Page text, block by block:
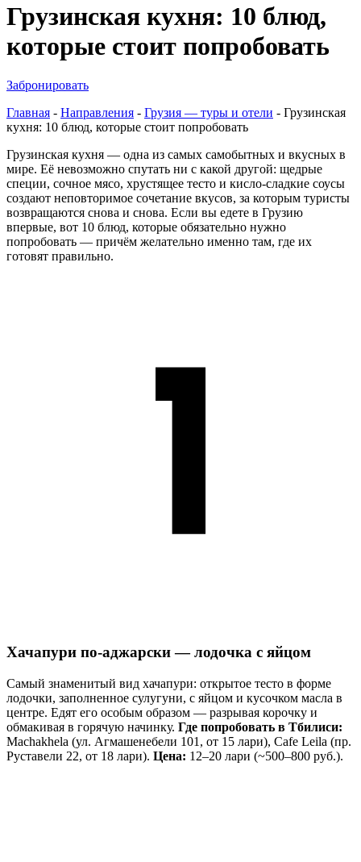
Грузинская кухня: 10 блюд,
которые стоит попробовать
Забронировать
Главная - Направления - Грузия — туры и отели - Грузинская
кухня: 10 блюд, которые стоит попробовать
Грузинская кухня — одна из самых самобытных и вкусных в
мире. Её невозможно спутать ни с какой другой: щедрые
специи, сочное мясо, хрустящее тесто и кисло-сладкие соусы
создают неповторимое сочетание вкусов, за которым туристы
возвращаются снова и снова. Если вы едете в Грузию
впервые, вот 10 блюд, которые обязательно нужно
попробовать — причём желательно именно там, где их
готовят правильно.
Хачапури по-аджарски — лодочка с яйцом
Самый знаменитый вид хачапури: открытое тесто в форме
лодочки, заполненное сулугуни, с яйцом и кусочком масла в
центре. Едят его особым образом — разрывая корочку и
обмакивая в горячую начинку. Где попробовать в Тбилиси:
Machakhela (ул. Агмашенебели 101, от 15 лари), Cafe Leila (пр.
Руставели 22, от 18 лари). Цена: 12–20 лари (~500–800 руб.).